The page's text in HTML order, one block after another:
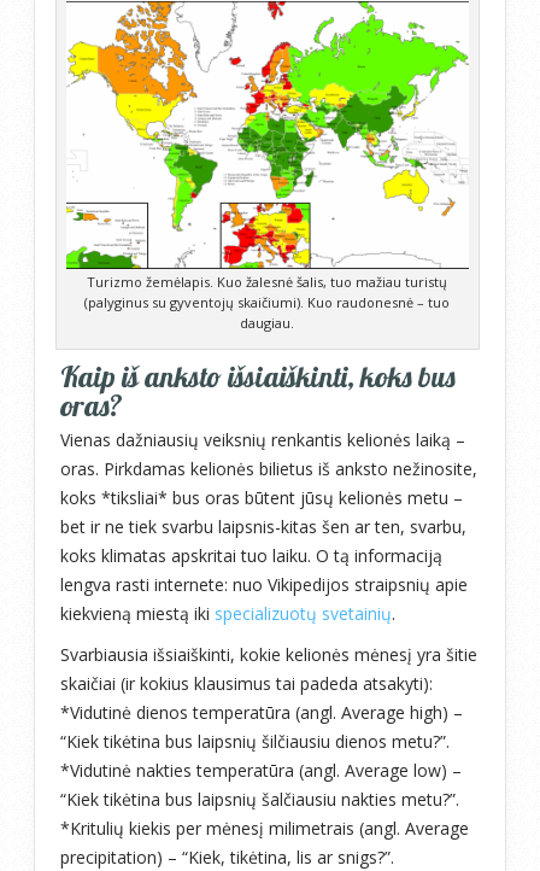
Turizmo žemėlapis. Kuo žalesnė šalis, tuo mažiau turistų
(palyginus su gyventojų skaičiumi). Kuo raudonesnė – tuo
daugiau.
Kaip iš anksto išsiaiškinti, koks bus
oras?
Vienas dažniausių veiksnių renkantis kelionės laiką –
oras. Pirkdamas kelionės bilietus iš anksto nežinosite,
koks *tiksliai* bus oras būtent jūsų kelionės metu –
bet ir ne tiek svarbu laipsnis-kitas šen ar ten, svarbu,
koks klimatas apskritai tuo laiku. O tą informaciją
lengva rasti internete: nuo Vikipedijos straipsnių apie
kiekvieną miestą iki specializuotų svetainių.
Svarbiausia išsiaiškinti, kokie kelionės mėnesį yra šitie
skaičiai (ir kokius klausimus tai padeda atsakyti):
*Vidutinė dienos temperatūra (angl. Average high) –
“Kiek tikėtina bus laipsnių šilčiausiu dienos metu?”.
*Vidutinė nakties temperatūra (angl. Average low) –
“Kiek tikėtina bus laipsnių šalčiausiu nakties metu?”.
*Kritulių kiekis per mėnesį milimetrais (angl. Average
precipitation) – “Kiek, tikėtina, lis ar snigs?”.